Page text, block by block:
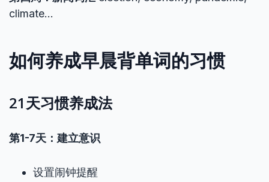
climate…
如何养成早晨背单词的习惯
21天习惯养成法
第1-7天：建立意识
设置闹钟提醒